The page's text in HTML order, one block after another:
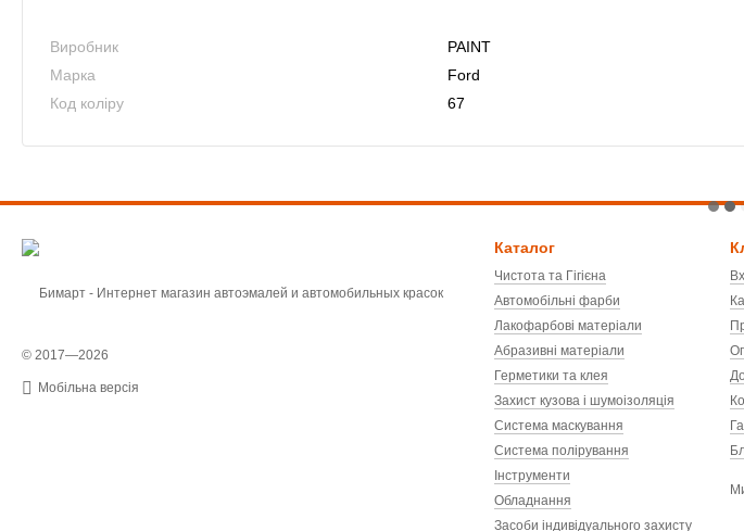
Виробник
PAINT
Марка
Ford
Код коліру
67
© 2017—2026
Мобільна версія
Каталог
Чистота та Гігієна
Автомобільні фарби
Лакофарбові матеріали
Абразивні матеріали
Герметики та клея
Захист кузова і шумоізоляція
Система маскування
Система полірування
Інструменти
Обладнання
Засоби індивідуального захисту